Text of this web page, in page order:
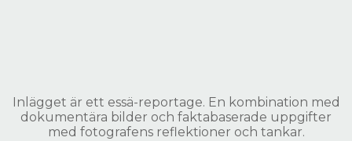
Inlägget är ett essä-reportage. En kombination med
dokumentära bilder och faktabaserade uppgifter
med fotografens reflektioner och tankar.